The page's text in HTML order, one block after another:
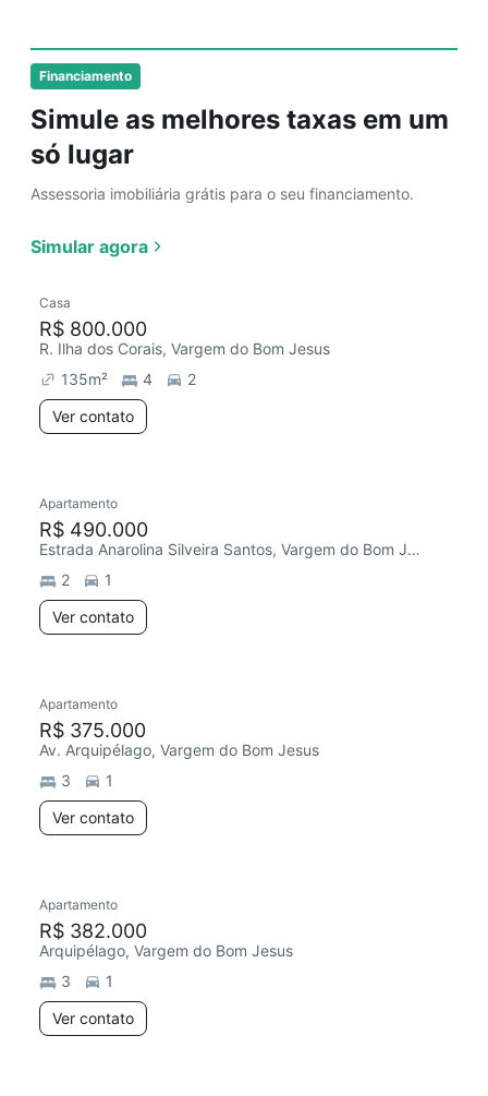
Financiamento
Simule as melhores taxas em um
só lugar
Assessoria imobiliária grátis para o seu financiamento.
Simular agora
Casa
R$ 800.000
R. Ilha dos Corais, Vargem do Bom Jesus
135m² 4
2
Ver contato
Apartamento
R$ 490.000
Estrada Anarolina Silveira Santos, Vargem do Bom Jesus
2
1
Ver contato
Apartamento
R$ 375.000
Av. Arquipélago, Vargem do Bom Jesus
3
1
Ver contato
Apartamento
R$ 382.000
Arquipélago, Vargem do Bom Jesus
3
1
Ver contato